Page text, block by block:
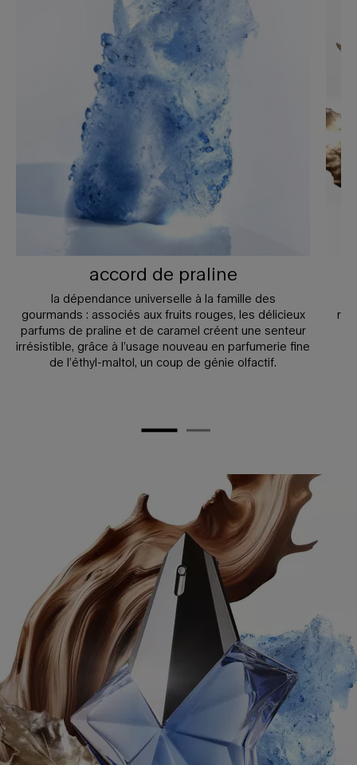
accord de praline
la dépendance universelle à la famille des
gourmands : associés aux fruits rouges, les délicieux
parfums de praline et de caramel créent une senteur
irrésistible, grâce à l’usage nouveau en parfumerie fine
de l’éthyl-maltol, un coup de génie olfactif.